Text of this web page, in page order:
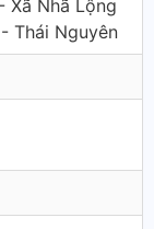
Xã Nhã Lộng
Thái Nguyên